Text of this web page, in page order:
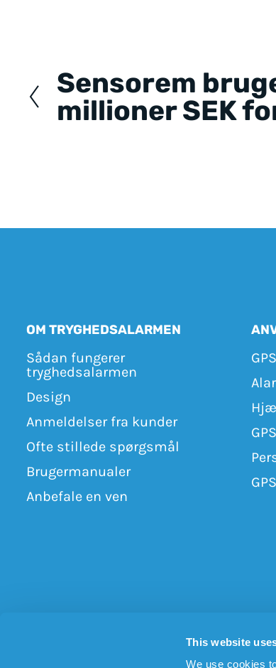
This website
We use cookies
navigation
Sensorem
millioner SEK
OM TRYGHEDSALARMEN
Sådan fungerer
tryghedsalarmen
Design
Anmeldelser fra kunder
Ofte stillede spørgsmål
Brugermanualer
Anbefale en ven